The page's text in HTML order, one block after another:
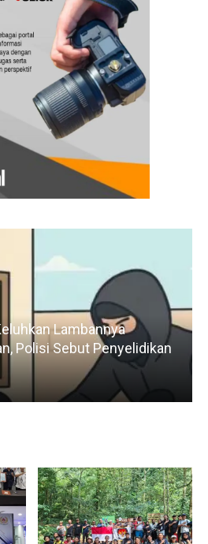
Lambannya
Polisi Sebut Penyelidikan